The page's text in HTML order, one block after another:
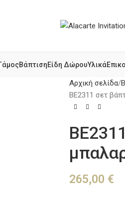
ΒάπτισηΕίδη ΔώρουΥλικά
Αρχική σελίδα
BE2311 σετ
265,00 €